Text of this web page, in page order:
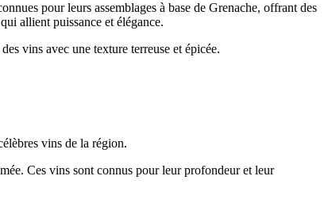
pour leurs assemblages à base de Grenache, offrant des
allient puissance et élégance.
vins avec une texture terreuse et épicée.
vins de la région.
Ces vins sont connus pour leur profondeur et leur